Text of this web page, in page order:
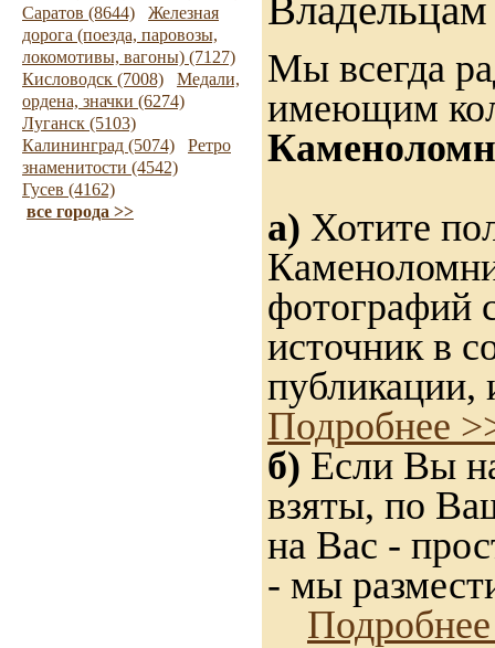
Саратов (8644)
Железная
дорога (поезда, паровозы,
локомотивы, вагоны) (7127)
Кисловодск (7008)
Медали,
ордена, значки (6274)
Луганск (5103)
Калининград (5074)
Ретро
знаменитости (4542)
Гусев (4162)
все города >>
Мы всегда
имеющим
а) Хотите
фотографий
источник в
публикации,
Подробнее
б) Если Вы
взяты, по
на Вас -
- мы